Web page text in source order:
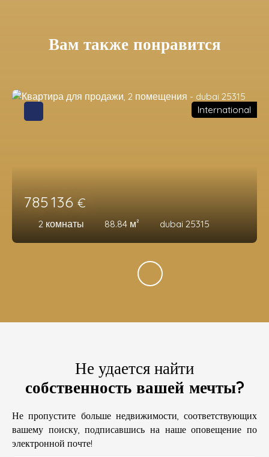
Вам также понравится
785 136 €
2 комнаты 88.84 м² dubai 25315
International
Не удается найти
собственность вашей мечты?
Не пропустите больше недвижимости, соответствующих
вашему поиску, подписавшись на наше оповещение по
электронной почте!